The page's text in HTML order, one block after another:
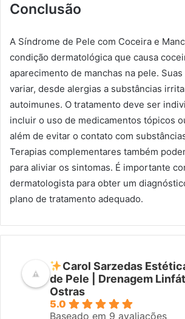
Conclusão
A Síndrome de Pele com Coceira e
condição dermatológica que causa
aparecimento de manchas na pele.
variar, desde alergias a substâncias
autoimunes. O tratamento deve ser
incluir o uso de medicamentos tópicos
além de evitar o contato com
Terapias complementares também
para aliviar os sintomas. É importante
dermatologista para obter um
plano de tratamento adequado.
Carol Sarzedas
de Pele | Drenagem
Ostras
5.0
Baseado em 9 avaliações